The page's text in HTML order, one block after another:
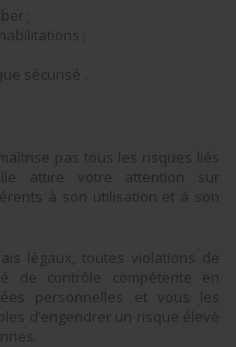
;
;
sécurisé .
pas tous les risques liés
attire votre attention sur
à son utilisation et à son
légaux, toutes violations de
de contrôle compétente en
personnelles et vous les
d’engendrer un risque élevé